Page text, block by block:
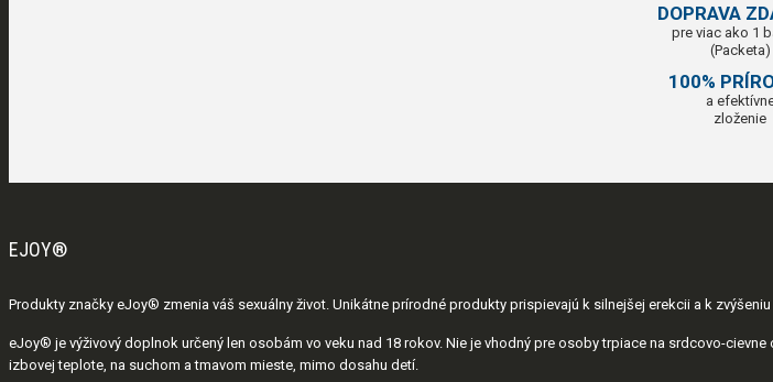
DOPRAVA
pre viac ako 1
(Packeta)
100%
a
zloženie
EJOY®
Produkty značky eJoy® zmenia váš sexuálny život. Unikátne prírodné produkty prispievajú k silnejšej erekcii a k
eJoy® je výživový doplnok určený len osobám vo veku nad 18 rokov. Nie je vhodný pre osoby trpiace na srdcovo-
izbovej teplote, na suchom a tmavom mieste, mimo dosahu detí.